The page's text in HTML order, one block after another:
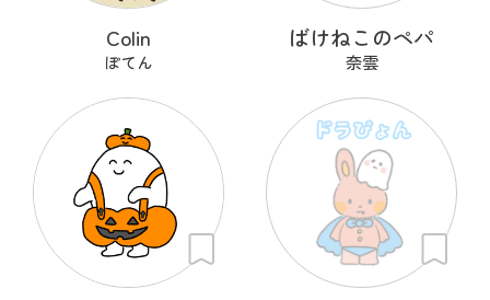
Colin
ぽてん
ばけねこのペパ
奈雲